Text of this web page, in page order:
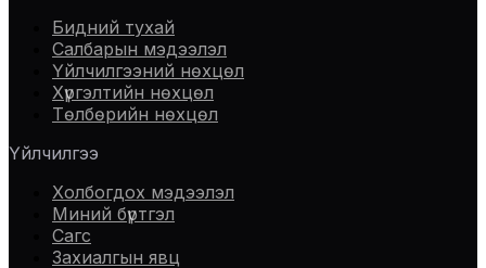
Бидний тухай
Салбарын мэдээлэл
Үйлчилгээний нөхцөл
Хүргэлтийн нөхцөл
Төлбөрийн нөхцөл
Үйлчилгээ
Холбогдох мэдээлэл
Миний бүртгэл
Сагс
Захиалгын явц